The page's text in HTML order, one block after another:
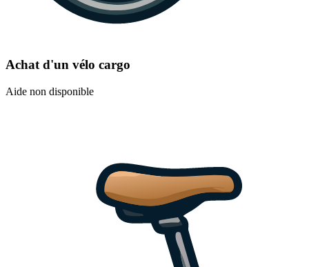
Achat d'un vélo cargo
Aide non disponible